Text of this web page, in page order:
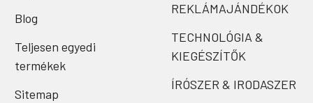
Blog
Teljesen egyedi
termékek
Sitemap
REKLÁMAJÁNDÉKOK
TECHNOLÓGIA &
KIEGÉSZÍTŐK
ÍRÓSZER & IRODASZER